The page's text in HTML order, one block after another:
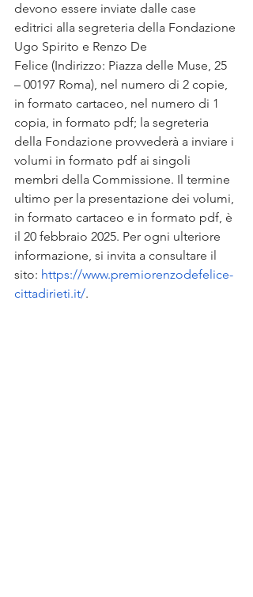
devono essere inviate dalle case
editrici alla segreteria della Fondazione
Ugo Spirito e Renzo De
Felice (Indirizzo: Piazza delle Muse, 25
– 00197 Roma), nel numero di 2 copie,
in formato cartaceo, nel numero di 1
copia, in formato pdf; la segreteria
della Fondazione provvederà a inviare i
volumi in formato pdf ai singoli
membri della Commissione. Il termine
ultimo per la presentazione dei volumi,
in formato cartaceo e in formato pdf, è
il 20 febbraio 2025. Per ogni ulteriore
informazione, si invita a consultare il
sito: https://www.premiorenzodefelice-
cittadirieti.it/.